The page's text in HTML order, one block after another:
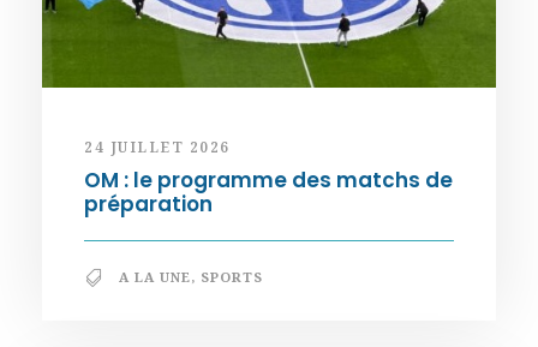
24 JUILLET 2026
OM : le programme des matchs de
préparation
A LA UNE, SPORTS